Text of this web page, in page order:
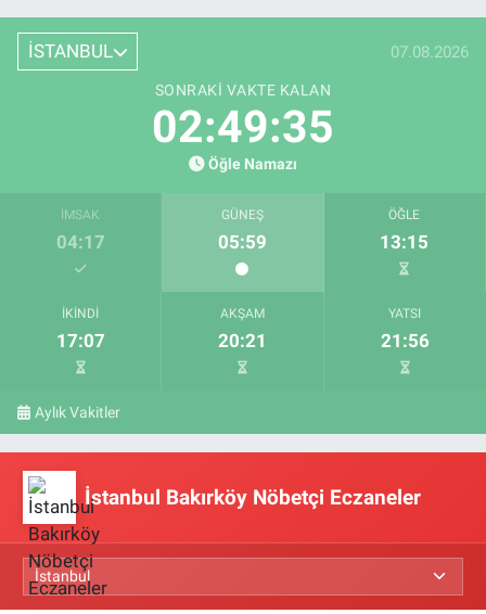
İSTANBUL 07.08.2026
SONRAKI VAKTE KALAN
02:49:34
Öğle Namazı
İMSAK
04:17
GÜNEŞ
05:59
ÖĞLE
13:15
İKINDI
17:07
AKŞAM
20:21
YATSI
21:56
Aylık Vakitler
İstanbul Bakırköy Nöbetçi Eczaneler